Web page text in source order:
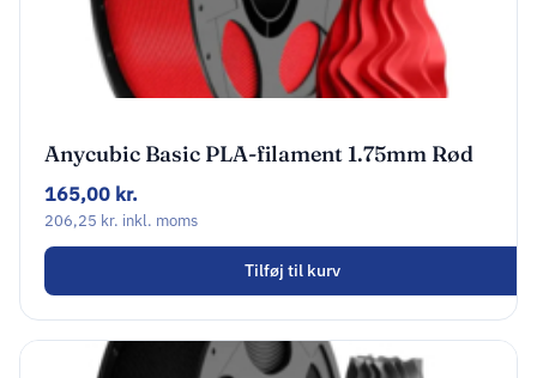
Anycubic Basic PLA-filament 1.75mm Rød
AHPLRR-108
165,00 kr.
206,25 kr. inkl. moms
Tilføj til kurv